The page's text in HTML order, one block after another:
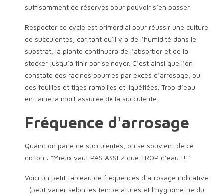
suffisamment de réserves pour pouvoir s’en passer.
Respecter ce cycle est primordial pour réussir une culture
de succulentes, car tant qu’il y a de l’humidité dans le
substrat, la plante continuera de l’absorber et de la
stocker jusqu’à finir par se noyer. C’est ainsi que l’on
constate des racines pourries par excès d’arrosage, ou
des feuilles et tiges ramollies et liquéfiées. Trop d’eau
entraîne la mort assurée de la succulente.
Fréquence d'arrosage
Quand on parle de succulentes, on se souvient de ce
dicton : “Mieux vaut PAS ASSEZ que TROP d’eau !!!”
Voici un petit tableau de fréquences d’arrosage indicative
(peut varier selon les températures et l’hygrométrie du